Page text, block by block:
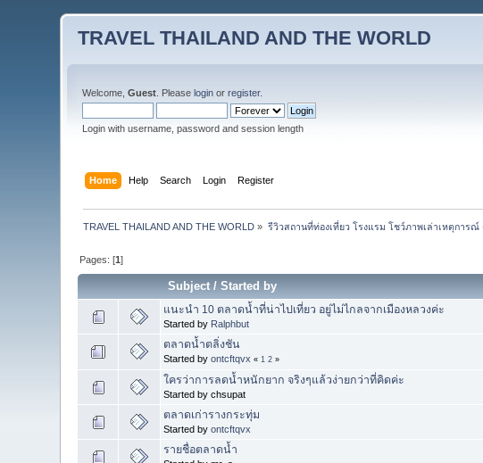
TRAVEL THAILAND AND THE WORLD
Welcome,Guest . Pleaselogin orregister.
Login with username, password and session length
Home Help Search Login Register
TRAVEL THAILAND AND THE WORLD » รีวิวสถานที่ท่องเที่ยว โรงแรม โชว์ภาพเล่าเหตุการณ์
Pages: [1]
Subject/Started by
แนะนำ 10 ตลาดน้ำที่น่าไปเที่ยว อยู่ไม่ไกลจากเมืองหลวงค่ะ
Started by Ralphbut
ตลาดน้ำตลิ่งชัน
Started byontcftqvx « 1 2 »
ใครว่าการลดน้ำหนักยาก จริงๆแล้วง่ายกว่าที่คิดค่ะ
Started by chsupat
ตลาดเก่ารางกระทุ่ม
Started byontcftqvx
รายชื่อตลาดน้ำ